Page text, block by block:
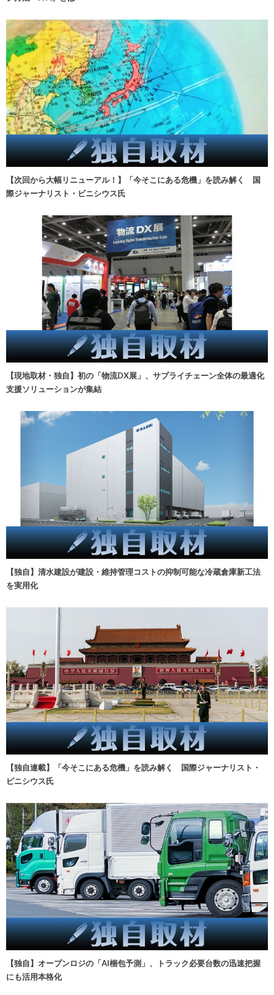
【次回から大幅リニューアル！】「今そこにある危機」を読み解く 国
際ジャーナリスト・ビニシウス氏
【現地取材・独自】初の「物流DX展」、サプライチェーン全体の最適化
支援ソリューションが集結
【独自】清水建設が建設・維持管理コストの抑制可能な冷蔵倉庫新工法
を実用化
【独自連載】「今そこにある危機」を読み解く 国際ジャーナリスト・
ビニシウス氏
【独自】オープンロジの「AI梱包予測」、トラック必要台数の迅速把握
にも活用本格化